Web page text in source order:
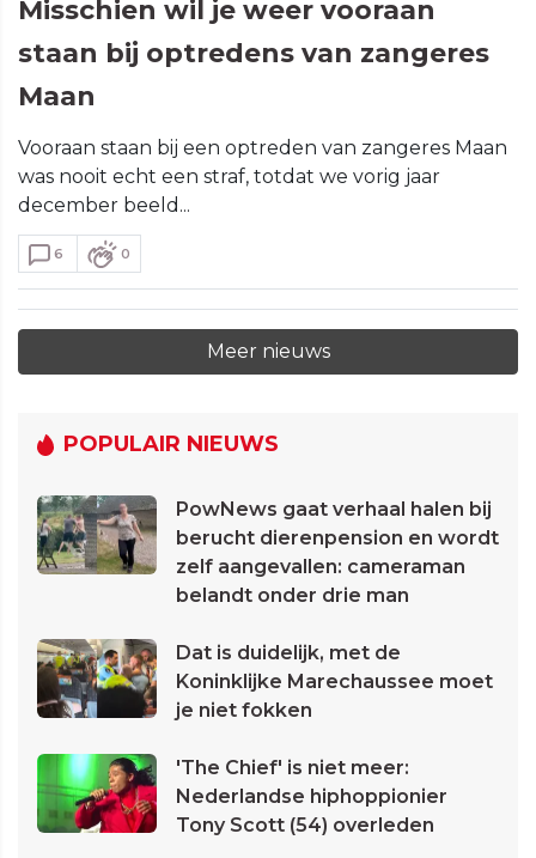
Misschien wil je weer vooraan
staan bij optredens van zangeres
Maan
Vooraan staan bij een optreden van zangeres Maan
was nooit echt een straf, totdat we vorig jaar
december beeld...
6 0
Meer nieuws
POPULAIR NIEUWS
PowNews gaat verhaal halen bij
berucht dierenpension en wordt
zelf aangevallen: cameraman
belandt onder drie man
Dat is duidelijk, met de
Koninklijke Marechaussee moet
je niet fokken
'The Chief' is niet meer:
Nederlandse hiphoppionier
Tony Scott (54) overleden